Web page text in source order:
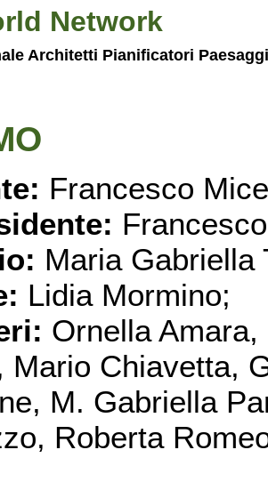
Architetti Pianificatori
Francesco
Maria Gabriella
Lidia Mormino;
Ornella
Mario Chiavetta,
M. Gabriella
Roberta